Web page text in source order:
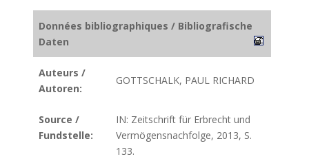
Données bibliographiques / Bibliografische
Daten
Auteurs /
Autoren:
GOTTSCHALK, PAUL RICHARD
Source /
Fundstelle:
IN: Zeitschrift für Erbrecht und
Vermögensnachfolge, 2013, S.
133.